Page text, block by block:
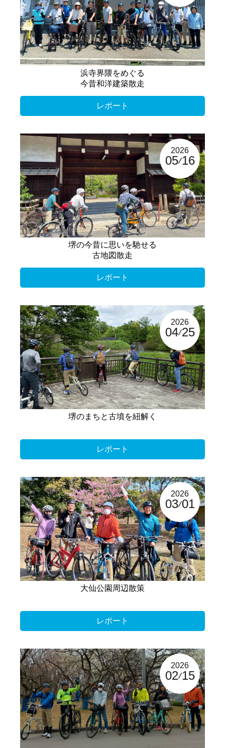
浜寺界隈をめぐる
今昔和洋建築散走
レポート
2026
05 16
堺の今昔に思いを馳せる
古地図散走
レポート
2026
04 25
堺のまちと古墳を紐解く
レポート
2026
03 01
大仙公園周辺散策
レポート
2026
02 15